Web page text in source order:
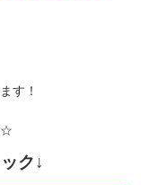
す！
☆
ク↓